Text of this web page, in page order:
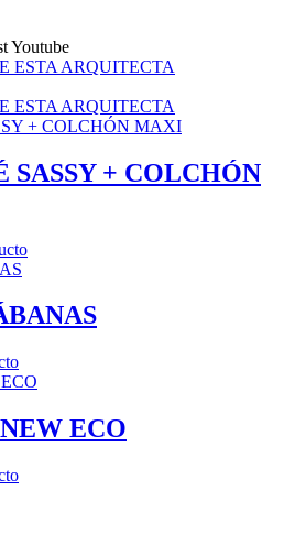
Youtube
ESTA ARQUITECTA
ESTA ARQUITECTA
SASSY + COLCHÓN
ECO